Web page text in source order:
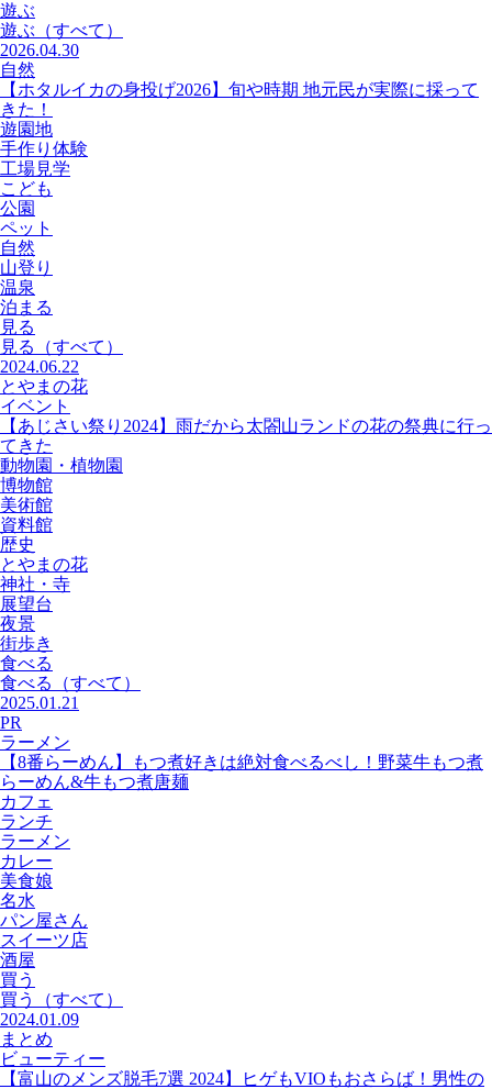
遊ぶ
遊ぶ （すべて）
2026.04.30
自然
【ホタルイカの身投げ2026】旬や時期 地元民が実際に採って
きた！
遊園地
手作り体験
工場見学
こども
公園
ペット
自然
山登り
温泉
泊まる
見る
見る
（すべて）
2024.06.22
とやまの花
イベント
【あじさい祭り2024】雨だから太閤山ランドの花の祭典に行っ
てきた
動物園・植物園
博物館
美術館
資料館
歴史
とやまの花
神社・寺
展望台
夜景
街歩き
食べる
食べる
（すべて）
2025.01.21
PR
ラーメン
【8番らーめん】もつ煮好きは絶対食べるべし！野菜牛もつ煮
らーめん&牛もつ煮唐麺
カフェ
ランチ
ラーメン
カレー
美食娘
名水
パン屋さん
スイーツ店
酒屋
買う
買う
（すべて）
2024.01.09
まとめ
ビューティー
【富山のメンズ脱毛7選 2024】ヒゲもVIOもおさらば！男性の